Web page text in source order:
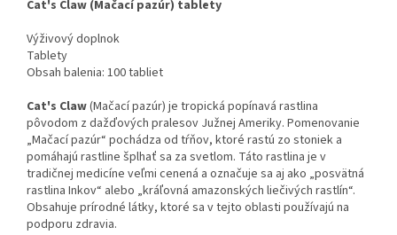
Cat's Claw (Mačací pazúr) tablety
Výživový doplnok
Tablety
Obsah balenia: 100 tabliet
Cat's Claw(Mačací pazúr) je tropická popínavá rastlina
pôvodom z dažďových pralesov Južnej Ameriky. Pomenovanie
„Mačací pazúr“ pochádza od tŕňov, ktoré rastú zo stoniek a
pomáhajú rastline šplhať sa za svetlom. Táto rastlina je v
tradičnej medicíne veľmi cenená a označuje sa aj ako „posvätná
rastlina Inkov“ alebo „kráľovná amazonských liečivých rastlín“.
Obsahuje prírodné látky, ktoré sa v tejto oblasti používajú na
podporu zdravia.